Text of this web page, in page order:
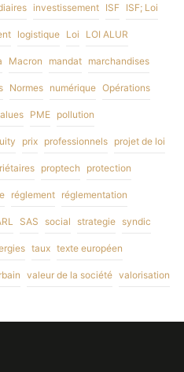
investissement ISF ISF; Loi
logistique Loi LOI ALUR
Macron mandat marchandises
Normes numérique Opérations
PME pollution
prix professionnels projet de loi
proptech protection
réglement réglementation
SAS social strategie syndic
taux texte européen
valeur de la société valorisation